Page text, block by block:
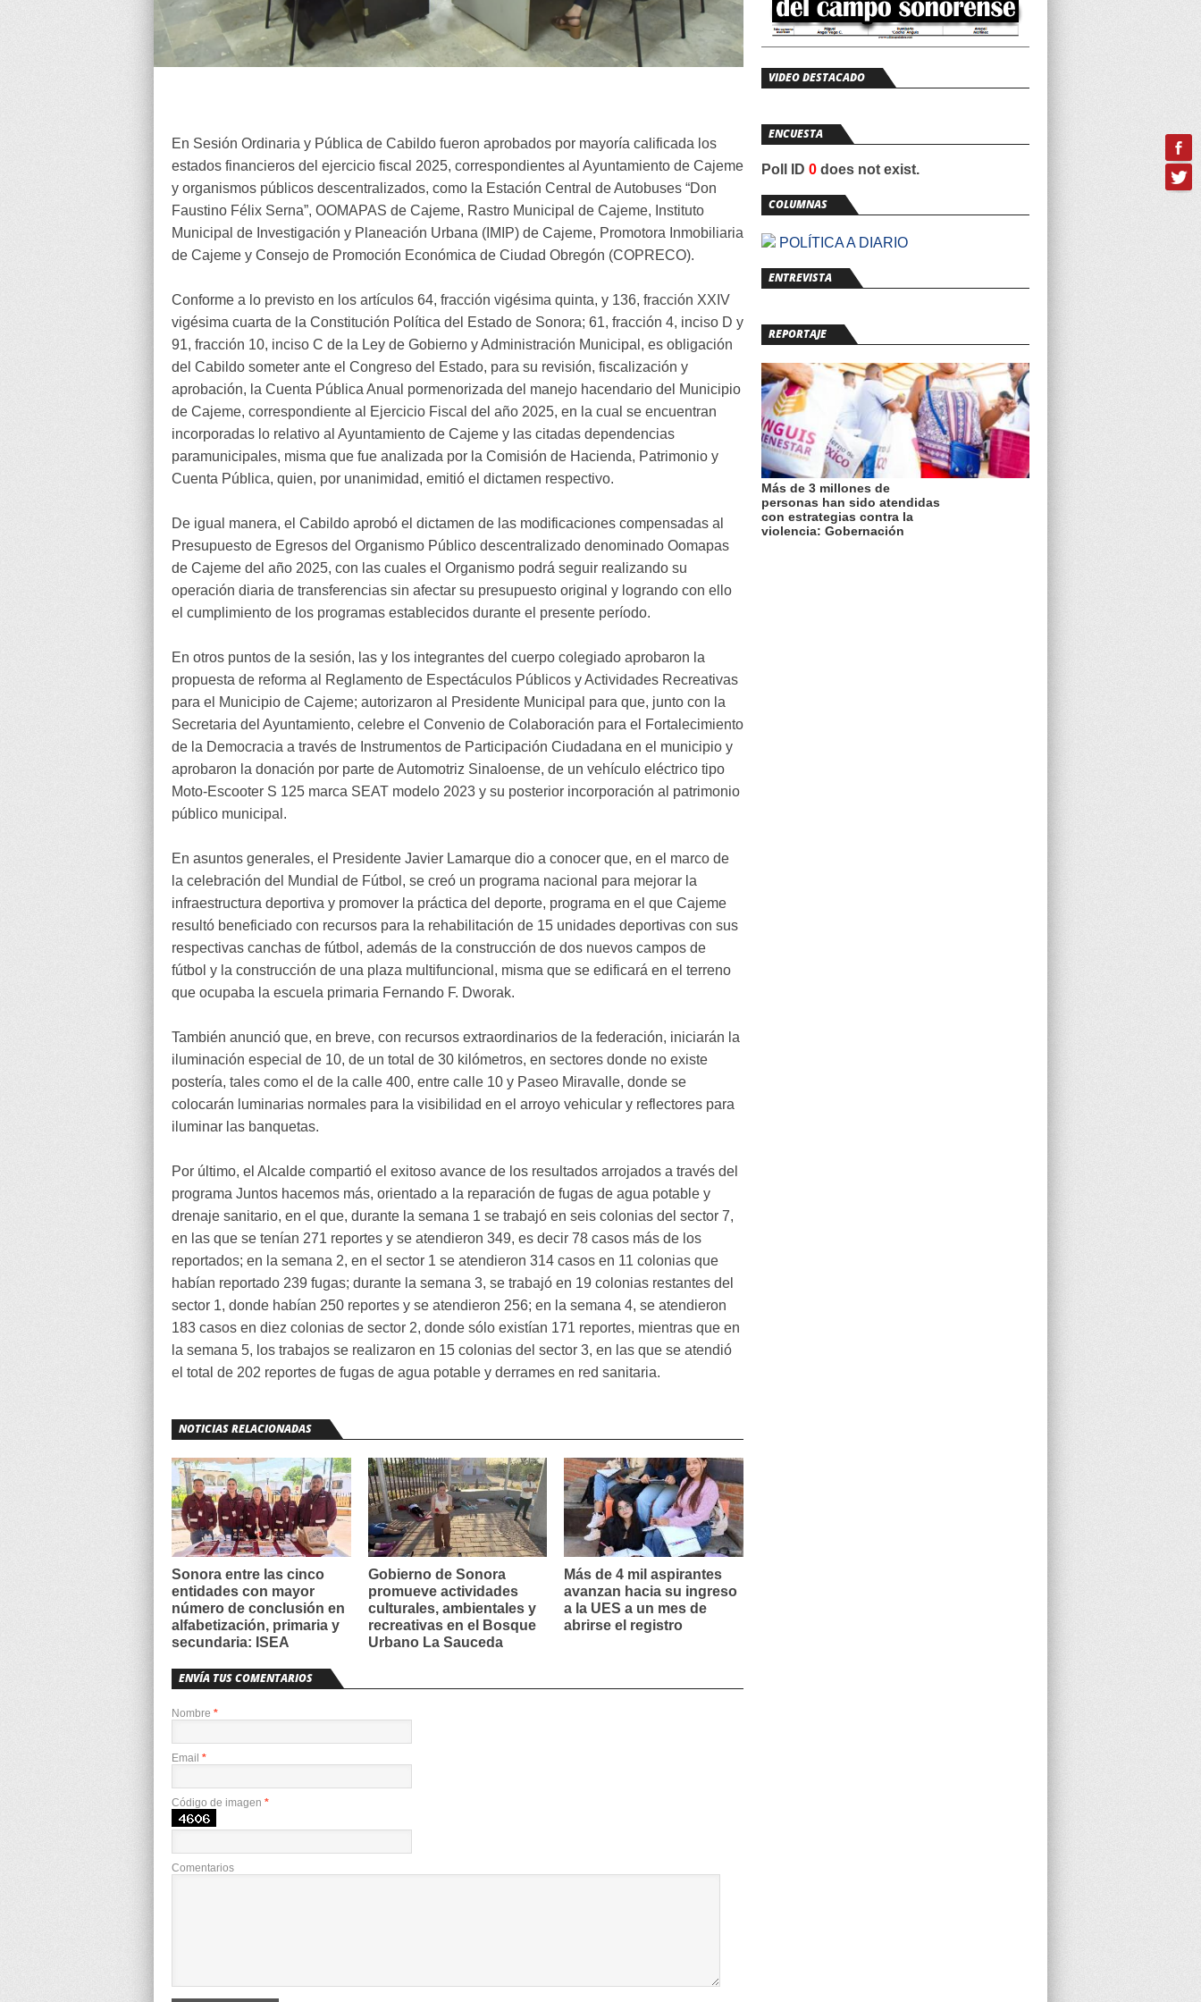
En Sesión Ordinaria y Pública de Cabildo fueron aprobados por mayoría calificada los
estados financieros del ejercicio fiscal 2025, correspondientes al Ayuntamiento de Cajeme
y organismos públicos descentralizados, como la Estación Central de Autobuses “Don
Faustino Félix Serna”, OOMAPAS de Cajeme, Rastro Municipal de Cajeme, Instituto
Municipal de Investigación y Planeación Urbana (IMIP) de Cajeme, Promotora Inmobiliaria
de Cajeme y Consejo de Promoción Económica de Ciudad Obregón (COPRECO).
Conforme a lo previsto en los artículos 64, fracción vigésima quinta, y 136, fracción XXIV
vigésima cuarta de la Constitución Política del Estado de Sonora; 61, fracción 4, inciso D y
91, fracción 10, inciso C de la Ley de Gobierno y Administración Municipal, es obligación
del Cabildo someter ante el Congreso del Estado, para su revisión, fiscalización y
aprobación, la Cuenta Pública Anual pormenorizada del manejo hacendario del Municipio
de Cajeme, correspondiente al Ejercicio Fiscal del año 2025, en la cual se encuentran
incorporadas lo relativo al Ayuntamiento de Cajeme y las citadas dependencias
paramunicipales, misma que fue analizada por la Comisión de Hacienda, Patrimonio y
Cuenta Pública, quien, por unanimidad, emitió el dictamen respectivo.
De igual manera, el Cabildo aprobó el dictamen de las modificaciones compensadas al
Presupuesto de Egresos del Organismo Público descentralizado denominado Oomapas
de Cajeme del año 2025, con las cuales el Organismo podrá seguir realizando su
operación diaria de transferencias sin afectar su presupuesto original y logrando con ello
el cumplimiento de los programas establecidos durante el presente período.
En otros puntos de la sesión, las y los integrantes del cuerpo colegiado aprobaron la
propuesta de reforma al Reglamento de Espectáculos Públicos y Actividades Recreativas
para el Municipio de Cajeme; autorizaron al Presidente Municipal para que, junto con la
Secretaria del Ayuntamiento, celebre el Convenio de Colaboración para el Fortalecimiento
de la Democracia a través de Instrumentos de Participación Ciudadana en el municipio y
aprobaron la donación por parte de Automotriz Sinaloense, de un vehículo eléctrico tipo
Moto-Escooter S 125 marca SEAT modelo 2023 y su posterior incorporación al patrimonio
público municipal.
En asuntos generales, el Presidente Javier Lamarque dio a conocer que, en el marco de
la celebración del Mundial de Fútbol, se creó un programa nacional para mejorar la
infraestructura deportiva y promover la práctica del deporte, programa en el que Cajeme
resultó beneficiado con recursos para la rehabilitación de 15 unidades deportivas con sus
respectivas canchas de fútbol, además de la construcción de dos nuevos campos de
fútbol y la construcción de una plaza multifuncional, misma que se edificará en el terreno
que ocupaba la escuela primaria Fernando F. Dworak.
También anunció que, en breve, con recursos extraordinarios de la federación, iniciarán la
iluminación especial de 10, de un total de 30 kilómetros, en sectores donde no existe
postería, tales como el de la calle 400, entre calle 10 y Paseo Miravalle, donde se
colocarán luminarias normales para la visibilidad en el arroyo vehicular y reflectores para
iluminar las banquetas.
Por último, el Alcalde compartió el exitoso avance de los resultados arrojados a través del
programa Juntos hacemos más, orientado a la reparación de fugas de agua potable y
drenaje sanitario, en el que, durante la semana 1 se trabajó en seis colonias del sector 7,
en las que se tenían 271 reportes y se atendieron 349, es decir 78 casos más de los
reportados; en la semana 2, en el sector 1 se atendieron 314 casos en 11 colonias que
habían reportado 239 fugas; durante la semana 3, se trabajó en 19 colonias restantes del
sector 1, donde habían 250 reportes y se atendieron 256; en la semana 4, se atendieron
183 casos en diez colonias de sector 2, donde sólo existían 171 reportes, mientras que en
la semana 5, los trabajos se realizaron en 15 colonias del sector 3, en las que se atendió
el total de 202 reportes de fugas de agua potable y derrames en red sanitaria.
NOTICIAS RELACIONADAS
Sonora entre las cinco
entidades con mayor
número de conclusión en
alfabetización, primaria y
secundaria: ISEA
Gobierno de Sonora
promueve actividades
culturales, ambientales y
recreativas en el Bosque
Urbano La Sauceda
Más de 4 mil aspirantes
avanzan hacia su ingreso
a la UES a un mes de
abrirse el registro
ENVÍA TUS COMENTARIOS
Nombre *
Email *
Código de imagen *
Comentarios
VIDEO DESTACADO
ENCUESTA
Poll ID 0 does not exist.
COLUMNAS
POLÍTICA A DIARIO
ENTREVISTA
REPORTAJE
Más de 3 millones de
personas han sido atendidas
con estrategias contra la
violencia: Gobernación